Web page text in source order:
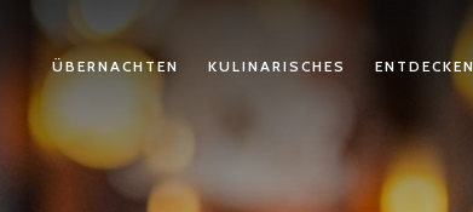
ÜBERNACHTEN KULINARISCHES ENTDECKEN